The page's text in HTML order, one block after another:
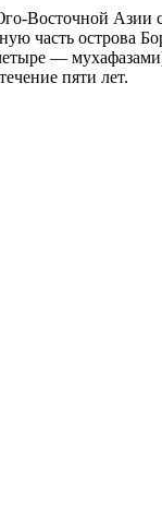
Восточной Азии
часть острова
—
пяти лет.